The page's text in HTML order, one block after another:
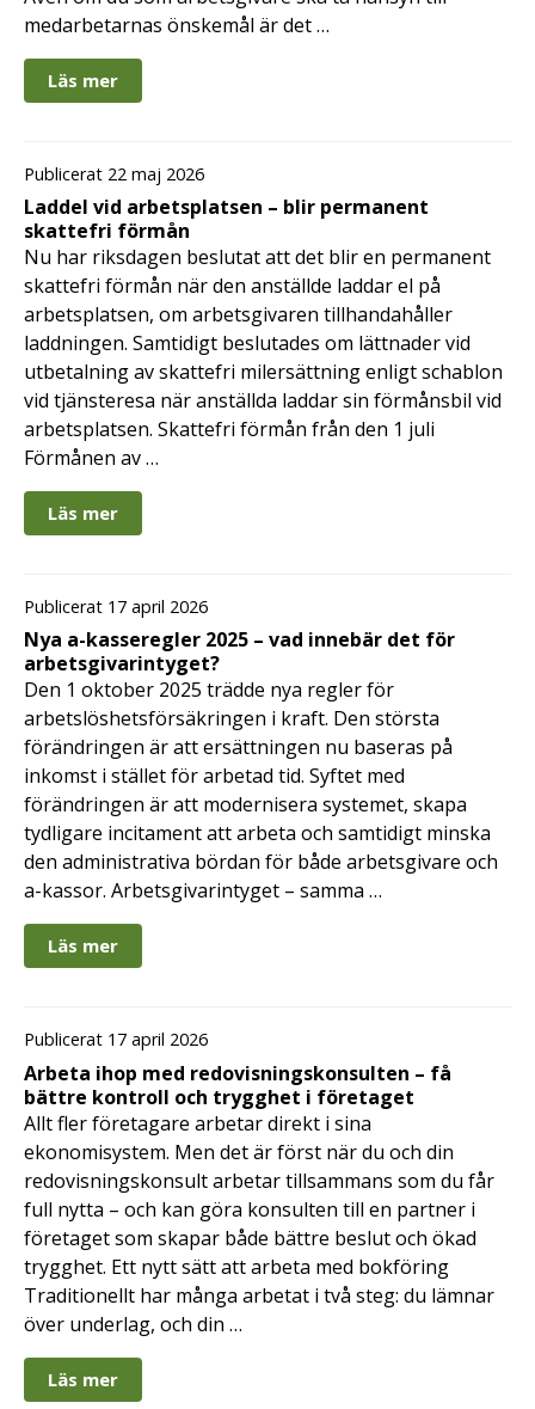
medarbetarnas önskemål är det …
Läs mer
Publicerat 22 maj 2026
Laddel vid arbetsplatsen – blir permanent
skattefri förmån
Nu har riksdagen beslutat att det blir en permanent
skattefri förmån när den anställde laddar el på
arbetsplatsen, om arbetsgivaren tillhandahåller
laddningen. Samtidigt beslutades om lättnader vid
utbetalning av skattefri milersättning enligt schablon
vid tjänsteresa när anställda laddar sin förmånsbil vid
arbetsplatsen. Skattefri förmån från den 1 juli
Förmånen av …
Läs mer
Publicerat 17 april 2026
Nya a-kasseregler 2025 – vad innebär det för
arbetsgivarintyget?
Den 1 oktober 2025 trädde nya regler för
arbetslöshetsförsäkringen i kraft. Den största
förändringen är att ersättningen nu baseras på
inkomst i stället för arbetad tid. Syftet med
förändringen är att modernisera systemet, skapa
tydligare incitament att arbeta och samtidigt minska
den administrativa bördan för både arbetsgivare och
a-kassor. Arbetsgivarintyget – samma …
Läs mer
Publicerat 17 april 2026
Arbeta ihop med redovisningskonsulten – få
bättre kontroll och trygghet i företaget
Allt fler företagare arbetar direkt i sina
ekonomisystem. Men det är först när du och din
redovisningskonsult arbetar tillsammans som du får
full nytta – och kan göra konsulten till en partner i
företaget som skapar både bättre beslut och ökad
trygghet. Ett nytt sätt att arbeta med bokföring
Traditionellt har många arbetat i två steg: du lämnar
över underlag, och din …
Läs mer